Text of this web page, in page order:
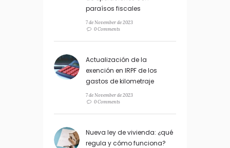
paraísos fiscales
7 de November de 2023
0 Comments
Actualización de la
exención en IRPF de los
gastos de kilometraje
7 de November de 2023
0 Comments
Nueva ley de vivienda: ¿qué
regula y cómo funciona?